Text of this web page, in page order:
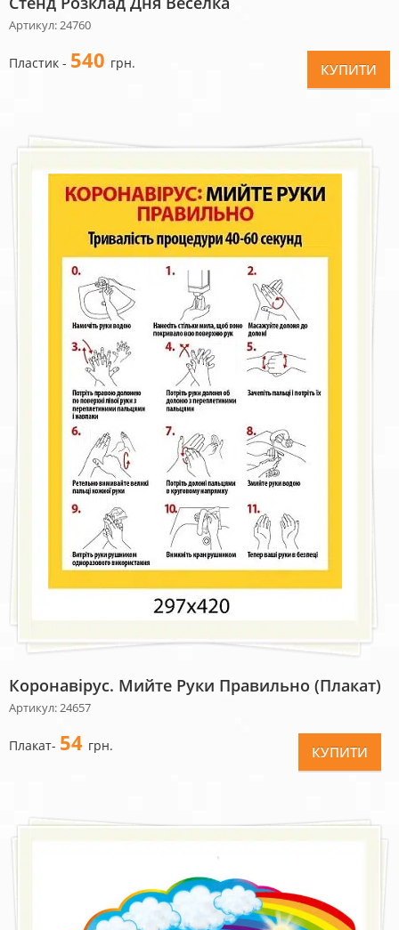
Артикул: 24760
Пластик - 540 грн. КУПИТИ
Коронавірус. Мийте Руки Правильно (плакат)
Артикул: 24657
Плакат- 54 грн. КУПИТИ